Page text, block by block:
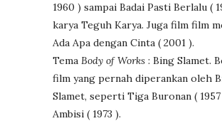
1960 ) sampai Badai Pasti Berlalu (
karya Teguh Karya. Juga film film
Ada Apa dengan Cinta ( 2001 ).
Tema Body of Works : Bing Slamet.
film yang pernah diperankan oleh
Slamet, seperti Tiga Buronan (
Ambisi ( 1973 ).